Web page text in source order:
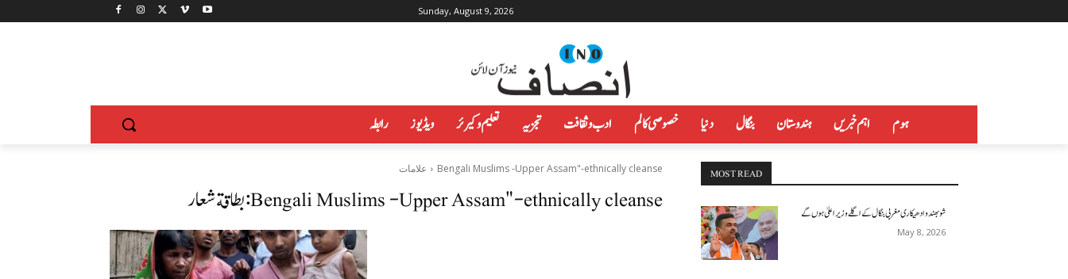
Sunday, August 9, 2026
رابطہ ویڈیوز تعلیم وکیرئر تجزیہ ادب و ثقافت خصوصی کالم دنیا بنگال ہندوستان اہم خبریں ہوم
علامات Bengali Muslims -Upper Assam"-ethnically cleanse
بطاقة شعار:Bengali Muslims -Upper Assam"-ethnically cleanse
MOST READ
شوبھندو ادھیکاری مغربی بنگال کے اگلے وزیر اعلیٰ ہوں گے
May 8, 2026